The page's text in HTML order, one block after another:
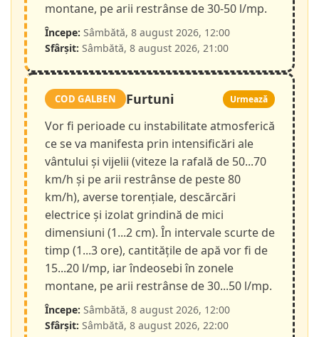
montane, pe arii restrânse de 30-50 l/mp.
Începe: Sâmbătă, 8 august 2026, 12:00
Sfârșit: Sâmbătă, 8 august 2026, 21:00
COD GALBEN Furtuni Urmează
Vor fi perioade cu instabilitate atmosferică
ce se va manifesta prin intensificări ale
vântului și vijelii (viteze la rafală de 50...70
km/h și pe arii restrânse de peste 80
km/h), averse torențiale, descărcări
electrice și izolat grindină de mici
dimensiuni (1...2 cm). În intervale scurte de
timp (1...3 ore), cantitățile de apă vor fi de
15...20 l/mp, iar îndeosebi în zonele
montane, pe arii restrânse de 30...50 l/mp.
Începe: Sâmbătă, 8 august 2026, 12:00
Sfârșit: Sâmbătă, 8 august 2026, 22:00